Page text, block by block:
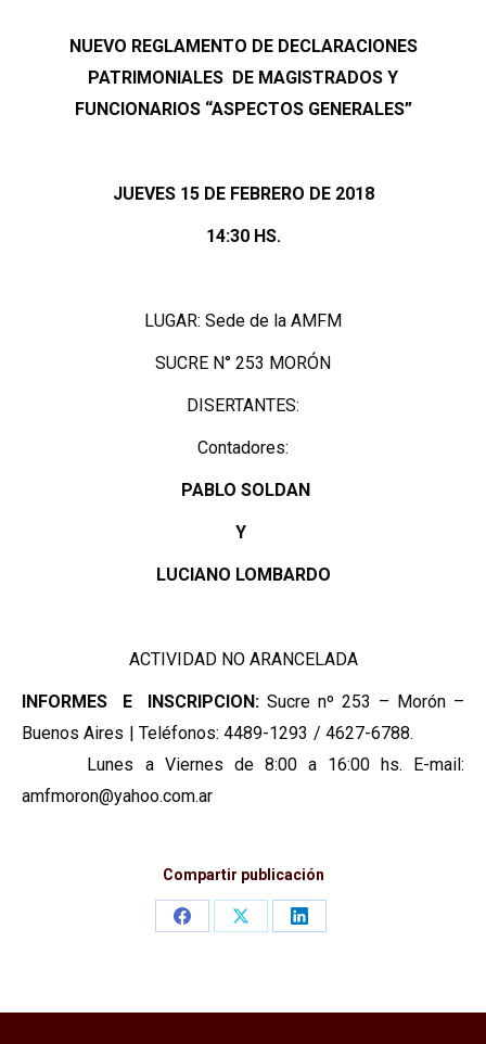
NUEVO REGLAMENTO DE DECLARACIONES
PATRIMONIALES DE MAGISTRADOS Y
FUNCIONARIOS “ASPECTOS GENERALES”
JUEVES 15 DE FEBRERO DE 2018
14:30 HS.
LUGAR: Sede de la AMFM
SUCRE N° 253 MORÓN
DISERTANTES:
Contadores:
PABLO SOLDAN
Y
LUCIANO LOMBARDO
ACTIVIDAD NO ARANCELADA
INFORMES E INSCRIPCION: Sucre nº 253 – Morón –
Buenos Aires | Teléfonos: 4489-1293 / 4627-6788.
Lunes a Viernes de 8:00 a 16:00 hs. E-mail:
amfmoron@yahoo.com.ar
Compartir publicación
Share
Share
Share